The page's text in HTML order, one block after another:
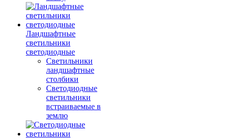
Ландшафтные
светильники
светодиодные
Светильники
ландшафтные
столбики
Светодиодные
светильники
встраиваемые в
землю